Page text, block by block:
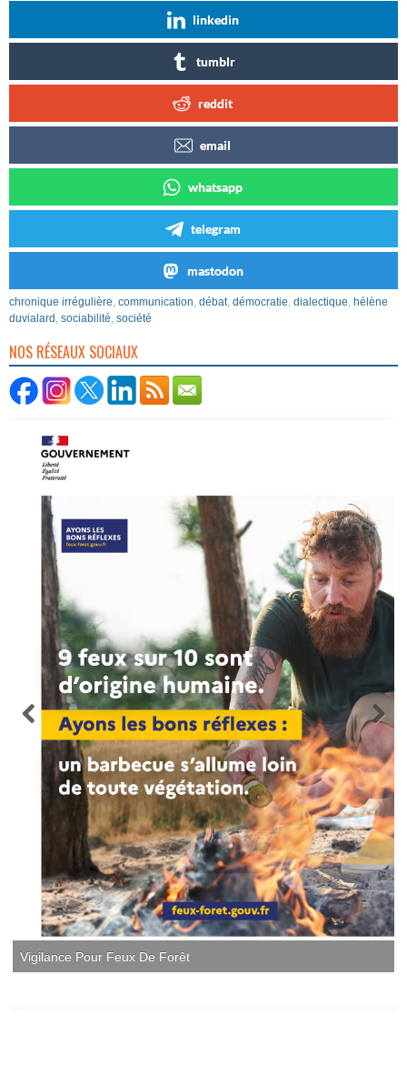
linkedin
tumblr
reddit
email
whatsapp
telegram
mastodon
chronique irrégulière, communication, débat, démocratie, dialectique, hélène
duvialard , sociabilité, société
NOS RÉSEAUX SOCIAUX